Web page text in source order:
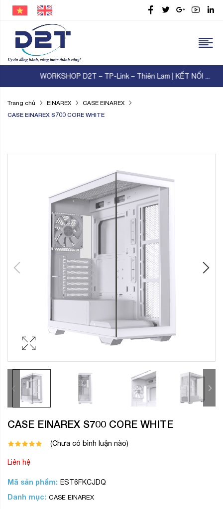
WORKSHOP D2T – TP-Link – Thiên Lam | KẾT NỐI ...
Trang chủ EINAREX CASE EINAREX
CASE EINAREX S700 CORE WHITE
CASE EINAREX S700 CORE WHITE
(Chưa có bình luận nào)
Liên hệ
Mã sản phẩm: EST6FKCJDQ
Danh mục: CASE EINAREX